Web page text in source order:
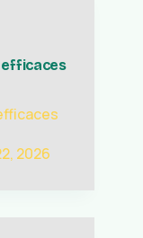
efficaces
2026